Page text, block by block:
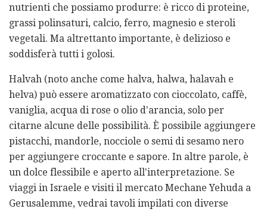
nutrienti che possiamo produrre: è ricco di proteine,
grassi polinsaturi, calcio, ferro, magnesio e steroli
vegetali. Ma altrettanto importante, è delizioso e
soddisferà tutti i golosi.
Halvah (noto anche come halva, halwa, halavah e
helva) può essere aromatizzato con cioccolato, caffè,
vaniglia, acqua di rose o olio d'arancia, solo per
citarne alcune delle possibilità. È possibile aggiungere
pistacchi, mandorle, nocciole o semi di sesamo nero
per aggiungere croccante e sapore. In altre parole, è
un dolce flessibile e aperto all'interpretazione. Se
viaggi in Israele e visiti il ​​mercato Mechane Yehuda a
Gerusalemme, vedrai tavoli impilati con diverse